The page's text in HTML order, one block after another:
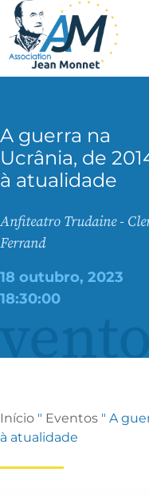
A guerra na
Ucrânia, de
à atualidade
Anfiteatro Trudaine -
Ferrand
18 outubro, 2023
18:30:00
Início " Eventos " A
à atualidade